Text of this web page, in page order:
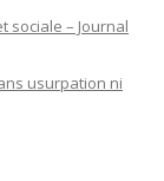
sociale – Journal
usurpation ni